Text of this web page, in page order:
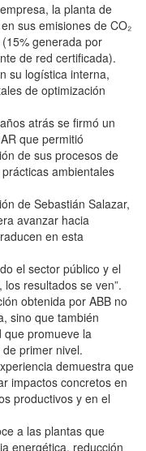
la planta de
sus emisiones de CO₂
generada por
de red certificada).
su logística interna,
de optimización
atrás se firmó un
que permitió
de sus procesos de
ambientales
de Sebastián Salazar,
avanzar hacia
en esta
el sector público y el
resultados se ven”.
obtenida por ABB no
sino que también
que promueve la
primer nivel.
demuestra que
impactos concretos en
productivos y en el
a las plantas que
energética, reducción